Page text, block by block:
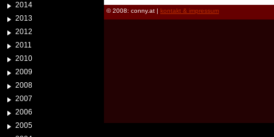
2014
2013
2012
2011
2010
2009
2008
2007
2006
2005
© 2008: conny.at | kontakt & impressum